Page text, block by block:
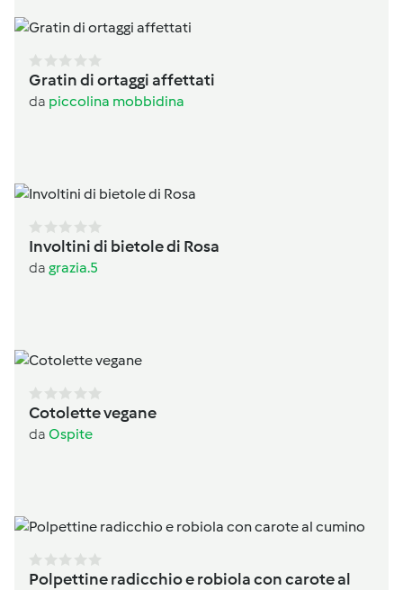
Gratin di ortaggi affettati
da piccolina mobbidina
Involtini di bietole di Rosa
da grazia.5
Cotolette vegane
da Ospite
Polpettine radicchio e robiola con carote al